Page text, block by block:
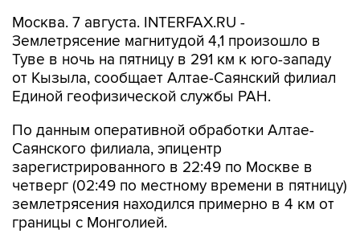
Москва. 7 августа. INTERFAX.RU -
Землетрясение магнитудой 4,1 произошло в
Туве в ночь на пятницу в 291 км к юго-западу
от Кызыла, сообщает Алтае-Саянский филиал
Единой геофизической службы РАН.
По данным оперативной обработки Алтае-
Саянского филиала, эпицентр
зарегистрированного в 22:49 по Москве в
четверг (02:49 по местному времени в пятницу)
землетрясения находился примерно в 4 км от
границы с Монголией.